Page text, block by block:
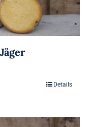
Details